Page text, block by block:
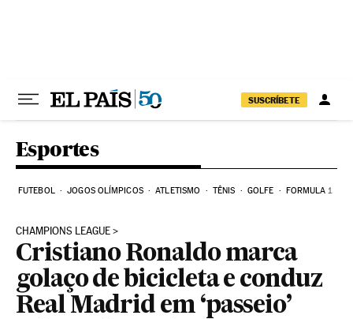
SUSCRÍBETE
Esportes
FUTEBOL JOGOS OLÍMPICOS ATLETISMO TÊNIS GOLFE FORMULA 1
CHAMPIONS LEAGUE
Cristiano Ronaldo marca
golaço de bicicleta e conduz
Real Madrid em ‘passeio’